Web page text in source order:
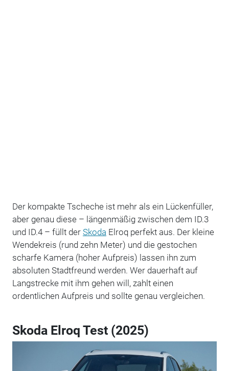
Der kompakte Tscheche ist mehr als ein Lückenfüller,
aber genau diese – längenmäßig zwischen dem ID.3
und ID.4 – füllt der Skoda Elroq perfekt aus. Der kleine
Wendekreis (rund zehn Meter) und die gestochen
scharfe Kamera (hoher Aufpreis) lassen ihn zum
absoluten Stadtfreund werden. Wer dauerhaft auf
Langstrecke mit ihm gehen will, zahlt einen
ordentlichen Aufpreis und sollte genau vergleichen.
Skoda Elroq Test (2025)